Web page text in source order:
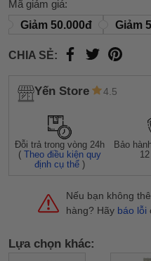
Mã giảm giá:
Giảm 50.000đ
Giảm
CHIA SẺ:
Yến Store 4.5
Đỗi trả trong vòng 24h
(Theo điều kiện quy
định cụ thể )
Bảo
Nếu bạn không
hàng? Hãy báo lỗi
Lựa chọn khác: